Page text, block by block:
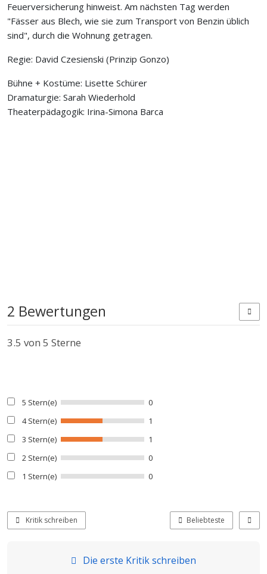
Feuerversicherung hinweist. Am nächsten Tag werden
"Fässer aus Blech, wie sie zum Transport von Benzin üblich
sind", durch die Wohnung getragen.
Regie: David Czesienski (Prinzip Gonzo)
Bühne + Kostüme: Lisette Schürer
Dramaturgie: Sarah Wiederhold
Theaterpädagogik: Irina-Simona Barca
2 Bewertungen
3.5 von 5 Sterne
5 Stern(e)
0
4 Stern(e)
1
3 Stern(e)
1
2 Stern(e)
0
1 Stern(e)
0
Kritik schreiben Beliebteste
Die erste Kritik schreiben